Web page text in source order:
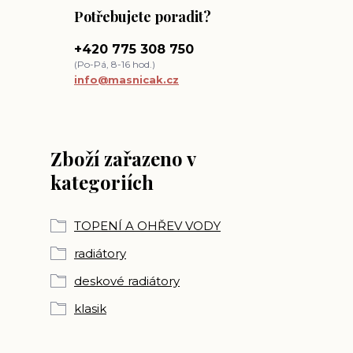
Zboží zařazeno v
kategoriích
TOPENÍ A OHŘEV VODY
radiátory
deskové radiátory
klasik
Potřebujete poradit?
+420 775 308 750
(Po-Pá, 8-16 hod.)
info@masnicak.cz